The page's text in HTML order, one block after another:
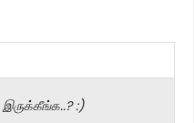
இருக்கீங்க..? :)